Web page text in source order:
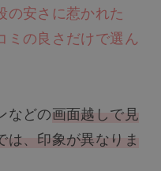
の安さに惹かれた
ミの良さだけで選ん
などの画面越しで見
は、印象が異なりま